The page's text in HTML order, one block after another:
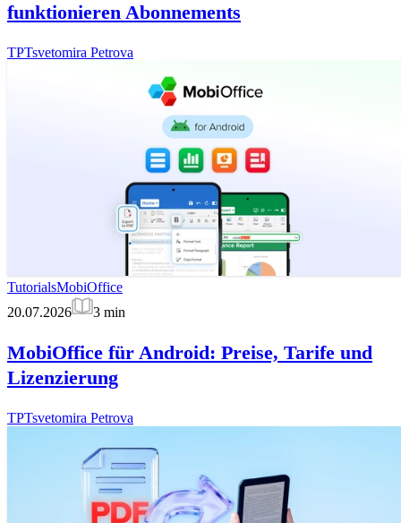
funktionieren Abonnements
TPTsvetomira Petrova
TutorialsMobiOffice
20.07.2026
3 min
MobiOffice für Android: Preise, Tarife und
Lizenzierung
TPTsvetomira Petrova